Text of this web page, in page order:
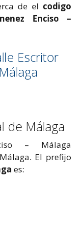
de el codigo
Enciso –
Escritor
de Málaga
– Málaga
El prefijo
es: